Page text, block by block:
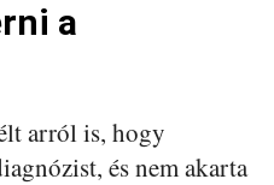
a
arról is, hogy
és nem akarta